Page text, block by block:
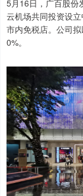
5月16日，广百股份
云机场共同投资设
市内免税店。公司
0%。